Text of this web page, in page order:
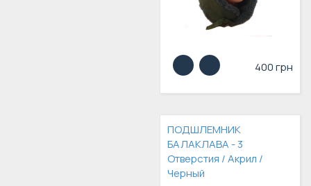
400 грн
ПОДШЛЕМНИК
БАЛАКЛАВА - 3
Отверстия / Акрил /
Черный